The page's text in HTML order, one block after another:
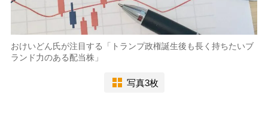
おけいどん氏が注目する「トランプ政権誕生後も長く持ちたいブ
ランド力のある配当株」
写真3枚